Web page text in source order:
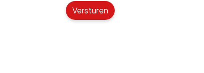
Versturen